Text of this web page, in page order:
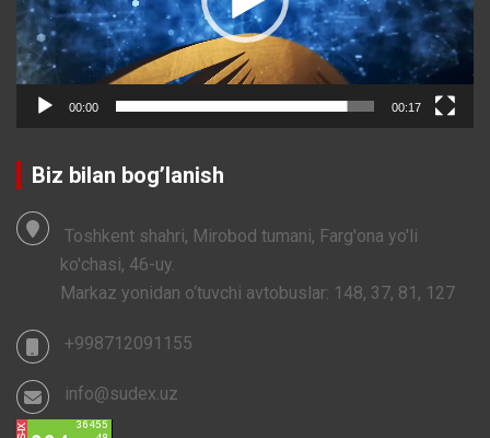
00:00 00:17
Biz bilan bog’lanish
Toshkent shahri, Mirobod tumani, Farg'ona yo'li
ko'chasi, 46-uy.
Markaz yonidan o‘tuvchi avtobuslar: 148, 37, 81, 127
+998712091155
info@sudex.uz